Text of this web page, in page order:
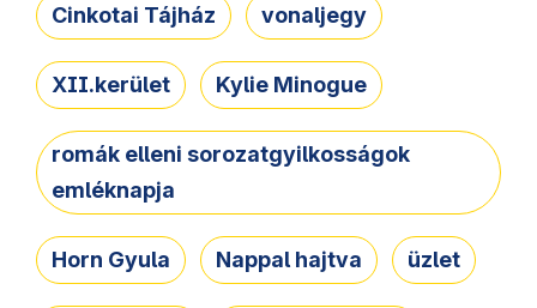
Cinkotai Tájház vonaljegy
XII.kerület Kylie Minogue
romák elleni sorozatgyilkosságok
emléknapja
Horn Gyula Nappal hajtva üzlet